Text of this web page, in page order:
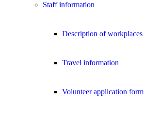
Staff information
Description of workplaces
Travel information
Volunteer application form